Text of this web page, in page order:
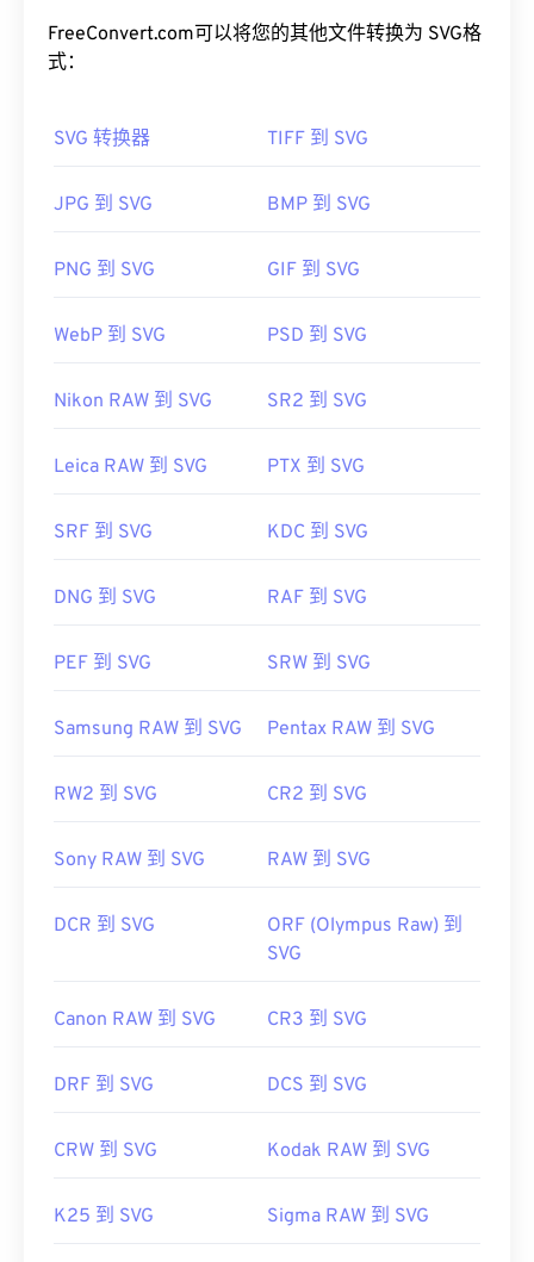
类型可以在不损失图像质量的情况下调整大小。此
外，SVG 的独特之处在于它不是一种图像格式。相
MicrosoftEdge）
中轻松打开。此外，由于 SVG 是
与 XML 相关的文本。
保先安装 Adob​​e Creative Suite 的SVG Kit
可。借助一些在线工具，您可以转换 SVG 文件。要
SVG 转 PDF工具。要将矢量文件（例如 SVG 转
转 PNG工具。
开发者：万维网联盟（W3C）
首次发布：2001 年 9 月 4 日
https://www.lifewire.com/svg-file-4120603
FreeConvert.com可以将您的其他文件转换为 SVG格
式：
SVG 转换器 TIFF 到 SVG
JPG 到 SVG BMP 到 SVG
PNG 到 SVG GIF 到 SVG
WebP 到 SVG PSD 到 SVG
Nikon RAW 到 SVG SR2 到 SVG
Leica RAW 到 SVG PTX 到 SVG
SRF 到 SVG KDC 到 SVG
DNG 到 SVG RAF 到 SVG
PEF 到 SVG SRW 到 SVG
Samsung RAW 到 SVG Pentax RAW 到 SVG
RW2 到 SVG CR2 到 SVG
Sony RAW 到 SVG RAW 到 SVG
DCR 到 SVG
ORF (Olympus Raw) 到
SVG
Canon RAW 到 SVG CR3 到 SVG
DRF 到 SVG DCS 到 SVG
CRW 到 SVG Kodak RAW 到 SVG
K25 到 SVG Sigma RAW 到 SVG